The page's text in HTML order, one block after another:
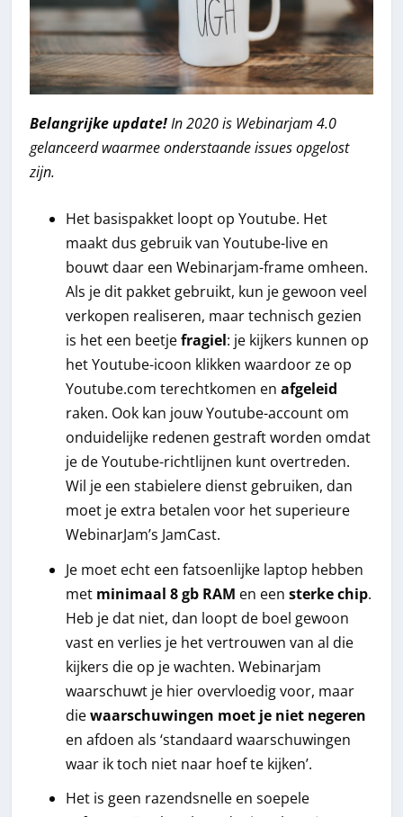
Belangrijke update!In 2020 is Webinarjam 4.0
gelanceerd waarmee onderstaande issues opgelost
zijn.
Het basispakket loopt op Youtube. Het
maakt dus gebruik van Youtube-live en
bouwt daar een Webinarjam-frame omheen.
Als je dit pakket gebruikt, kun je gewoon veel
verkopen realiseren, maar technisch gezien
is het een beetjefragiel: je kijkers kunnen op
het Youtube-icoon klikken waardoor ze op
Youtube.com terechtkomen enafgeleid
raken. Ook kan jouw Youtube-account om
onduidelijke redenen gestraft worden omdat
je de Youtube-richtlijnen kunt overtreden.
Wil je een stabielere dienst gebruiken, dan
moet je extra betalen voor het superieure
WebinarJam’s JamCast.
Je moet echt een fatsoenlijke laptop hebben
met minimaal 8 gb RAM en eensterke chip.
Heb je dat niet, dan loopt de boel gewoon
vast en verlies je het vertrouwen van al die
kijkers die op je wachten. Webinarjam
waarschuwt je hier overvloedig voor, maar
diewaarschuwingen moet je niet negeren
en afdoen als ‘standaard waarschuwingen
waar ik toch niet naar hoef te kijken’.
Het is geen razendsnelle en soepele